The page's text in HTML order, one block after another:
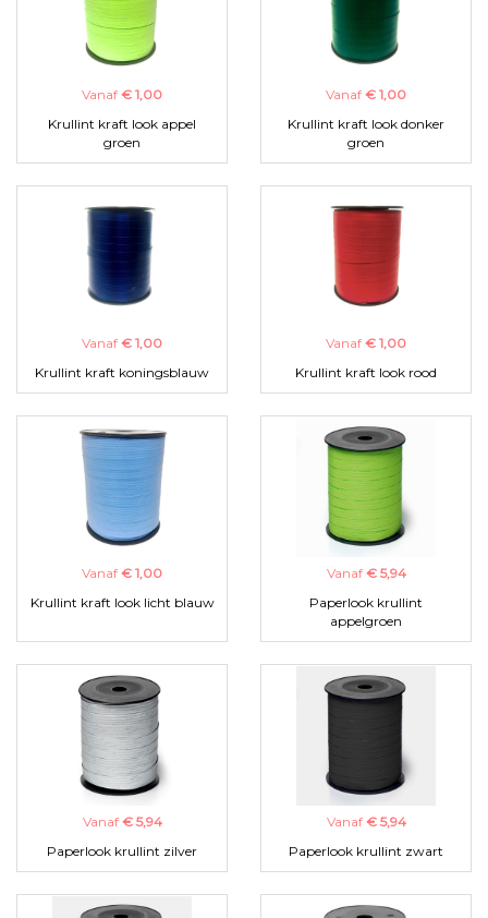
Vanaf € 1,00
Krullint kraft look appel
groen
Vanaf € 1,00
Krullint kraft look donker
groen
Vanaf € 1,00
Krullint kraft koningsblauw
Vanaf € 1,00
Krullint kraft look rood
Vanaf € 1,00
Krullint kraft look licht blauw
Vanaf € 5,94
Paperlook krullint
appelgroen
Vanaf € 5,94
Paperlook krullint zilver
Vanaf € 5,94
Paperlook krullint zwart